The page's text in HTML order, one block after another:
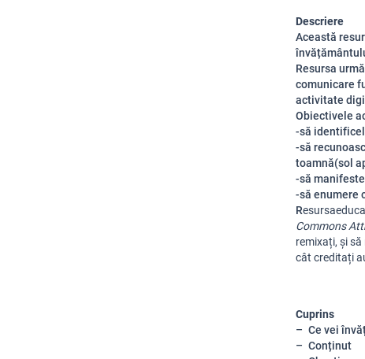
Descriere
Această
Resursa
comunicare
activitate
Obiectivele
-să
-să
toamnă(sol
-să
-să enumere
Resursa
Commons
remixați, șisă
cât creditați
Cuprins
Ce vei
Conținut